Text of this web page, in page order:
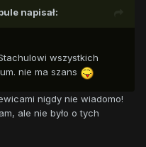
napisał:
wszystkich
nie ma szans
nigdy nie wiadomo!
ale nie było o tych